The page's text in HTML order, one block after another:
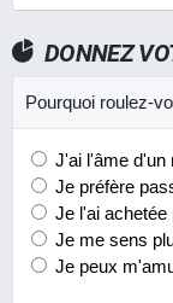
DONNEZ
Pourquoi roulez-
J'ai l'âme d'un
Je préfère
Je l'ai achetée
Je me sens
Je peux